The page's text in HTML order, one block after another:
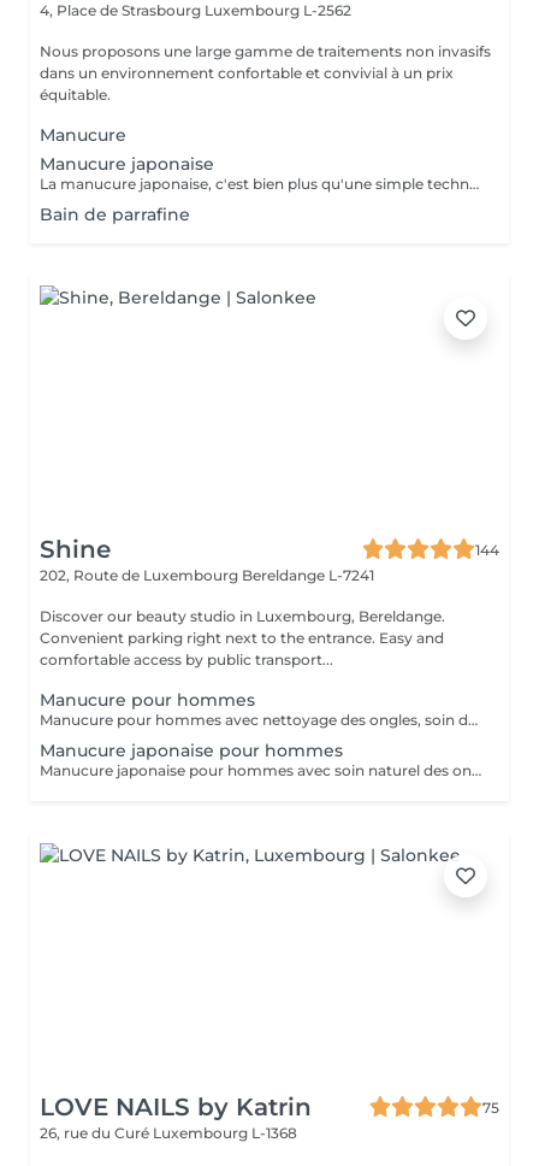
4, Place de Strasbourg Luxembourg L-2562
Nous proposons une large gamme de traitements non invasifs
dans un environnement confortable et convivial à un prix
équitable.
Manucure
Manucure japonaise
La manucure japonaise, c'est bien plus qu'une simple technique de soin des ongles. Le but, c'est vraiment de redonner de l'éclat et de la vitalité aux ongles. Des ingrédients naturels sont utilisés pour chouchouter les ongles et mettre en valeur leur beauté innée : - on nourrit et on renforce les ongles avec des produits comme la cire d'abeille, le lait de riz et le soja. - on utilise des outils spécifiques et des techniques toutes douces, comme un polissage délicat et l'application de pâtes riches en nutriments.
Bain de parrafine
Shine
144
202, Route de Luxembourg Bereldange L-7241
Discover our beauty studio in Luxembourg, Bereldange.
Convenient parking right next to the entrance. Easy and
comfortable access by public transport...
Manucure pour hommes
Manucure pour hommes avec nettoyage des ongles, soin des cuticules, mise en forme et hydratation des mains. Idéal pour des mains propres, soignées et naturelles.
Manucure japonaise pour hommes
Manucure japonaise pour hommes avec soin naturel des ongles, polissage avec pâte minérale et poudre nutritive. Renforce les ongles, donne une brillance naturelle et un aspect soigné sans vernis.
LOVE NAILS by Katrin
75
26, rue du Curé Luxembourg L-1368